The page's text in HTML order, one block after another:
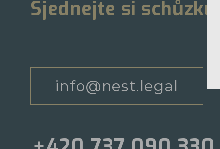
Sjednejte si schůzku
info@nest.legal